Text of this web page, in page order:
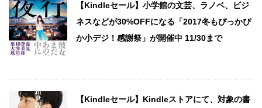
【Kindleセール】小学館の文芸、ラノベ、ビジ
ネスなどが30%OFFになる「2017冬もぴっかぴ
か小デジ！感謝祭」が開催中 11/30まで
【Kindleセール】Kindleストアにて、対象の書